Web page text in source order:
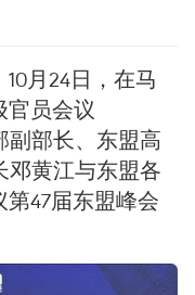
月24日，在马
官员会议
副部长、东盟高
邓黄江与东盟各
47届东盟峰会